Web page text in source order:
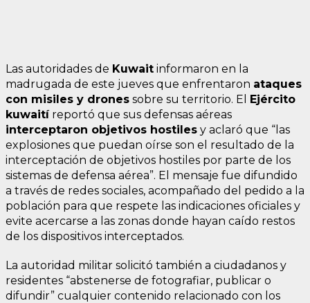
Las autoridades de Kuwait informaron en la
madrugada de este jueves que enfrentaron ataques
con misiles y drones sobre su territorio. El Ejército
kuwaitíreportó que sus defensas aéreas
interceptaron objetivos hostiles y aclaró que “las
explosiones que puedan oírse son el resultado de la
interceptación de objetivos hostiles por parte de los
sistemas de defensa aérea”. El mensaje fue difundido
a través de redes sociales, acompañado del pedido a la
población para que respete las indicaciones oficiales y
evite acercarse a las zonas donde hayan caído restos
de los dispositivos interceptados.
La autoridad militar solicitó también a ciudadanos y
residentes “abstenerse de fotografiar, publicar o
difundir” cualquier contenido relacionado con los